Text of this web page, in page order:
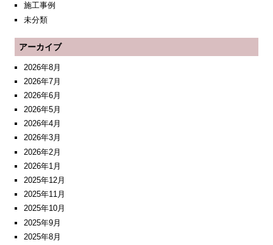
施工事例
未分類
アーカイブ
2026年8月
2026年7月
2026年6月
2026年5月
2026年4月
2026年3月
2026年2月
2026年1月
2025年12月
2025年11月
2025年10月
2025年9月
2025年8月